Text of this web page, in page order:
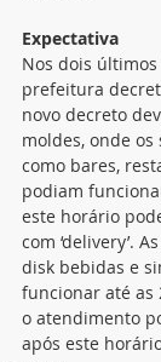
Expectativa
Nos dois
prefeitura
novo decreto
moldes, onde
como bares,
podiam
este horário
com ‘delivery’.
disk bebidas e
funcionar até as
o atendimento
após este